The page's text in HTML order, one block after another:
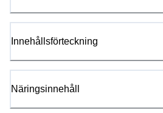
Innehållsförteckning
Näringsinnehåll